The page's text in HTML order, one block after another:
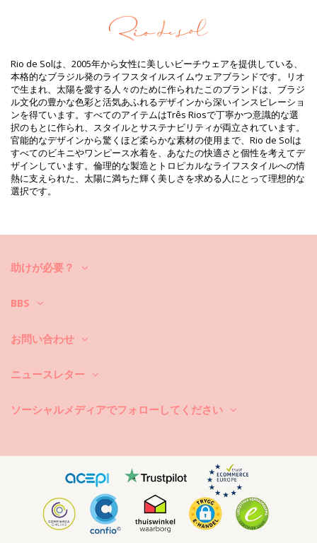
裏地: 84% Biodegradable Nylon (AMNI SOUL ECO), 16% Spandex
(LYCRA) - OEKO-TEX - Chlorine Resistant
UV Protection: UPF 50+
商品情報
部門: ウィメンズ, ビキニトップ
パッケージを含む: 1 x ビキニトップ (他の装飾品は含まれていませ
ん。 )
HS CODE: 6112.41.0010
SKU: 1981123760
EAN: S (7899810347817), M (7899810347824), L (7899810347718),
XL (7899810347701), XXL (7899810391919)
重さ : 55g / 0.12lb / 1.94oz
カットにより柄が異なることがあります。
補正された写真
ら、それをケアする方法を知る必要があります。貴方がひと夏以上ビキ
ニセットを楽しみたいのでしたら、良質な生地を選ぶのはもちろん、そ
など）、木（破片など）などの表面に直接触れると、水着の柔らかい布
洗濯するには？毎回のご使用後は、海水ではなくきれいな水でビキニを
プルな石鹸のご使用をお勧めしますが、水着用の特別な洗剤製品が好ま
下さい。長時間濡らしたままにして湿らせないで下さい。何故かと言い
ますと、柄や模様が変色したり、または、ビキニがストーンや真珠また
はフリルで装飾されている場合、洗っている最中に、擦れたりねじれた
り伸びたりすることを避けるためです。
水着に汚れがある場合は、まだ濡れている間に軽くたたくようにして下
Rio de Solは、2005年から女性に美しいビーチウェアを提供している、
本格的なブラジル発のライフスタイルスイムウェアブランドです。リオ
で生まれ、太陽を愛する人々のために作られたこのブランドは、ブラジ
ル文化の豊かな色彩と活気あふれるデザインから深いインスピレーショ
ンを得ています。すべてのアイテムはTrês Riosで丁寧かつ意識的な選
択のもとに作られ、スタイルとサステナビリティが両立されています。
官能的なデザインから驚くほど柔らかな素材の使用まで、Rio de Solは
すべてのビキニやワンピース水着を、あなたの快適さと個性を考えてデ
ザインしています。倫理的な製造とトロピカルなライフスタイルへの情
熱に支えられた、太陽に満ちた輝く美しさを求める人にとって理想的な
選択です。
助けが必要？
BBS
お問い合わせ
ニュースレター
ソーシャルメディアでフォローしてください